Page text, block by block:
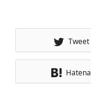
Tweet
Hatena